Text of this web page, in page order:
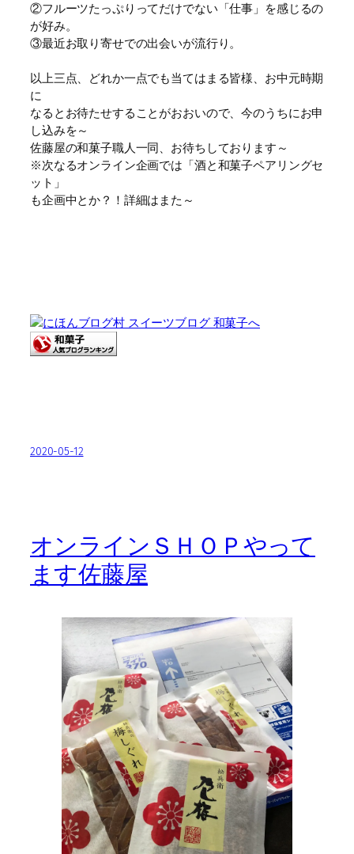
②フルーツたっぷりってだけでない「仕事」を感じるの
が好み。
③最近お取り寄せでの出会いが流行り。
以上三点、どれか一点でも当てはまる皆様、お中元時期
に
なるとお待たせすることがおおいので、今のうちにお申
し込みを～
佐藤屋の和菓子職人一同、お待ちしております～
※次なるオンライン企画では「酒と和菓子ペアリングセ
ット」
も企画中とか？！詳細はまた～
2020-05-12
オンラインＳＨＯＰやって
ます佐藤屋